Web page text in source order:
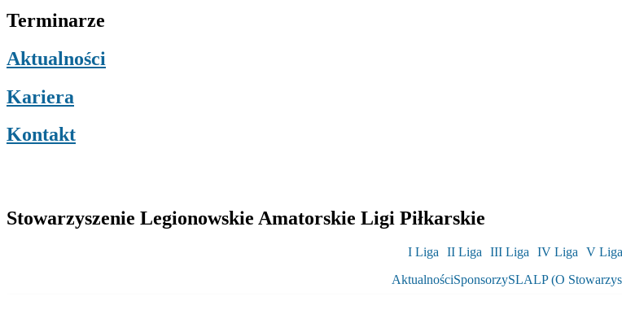
Terminarze
Aktualności
Kariera
Kontakt
Stowarzyszenie Legionowskie Amatorskie Ligi Piłkarskie
I Liga II Liga III Liga IV Liga V Liga
AktualnościSponsorzySLALP (O